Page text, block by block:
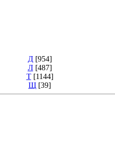
Д [954]
Л [487]
Т [1144]
Щ [39]